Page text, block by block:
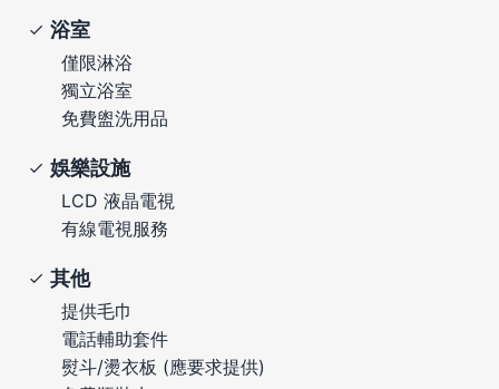
浴室
僅限淋浴
獨立浴室
免費盥洗用品
娛樂設施
LCD 液晶電視
有線電視服務
其他
提供毛巾
電話輔助套件
熨斗/燙衣板 (應要求提供)